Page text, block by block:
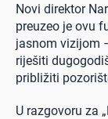
Novi direktor
preuzeo je ovu
jasnom vizijom
riješiti
približiti
U razgovoru za